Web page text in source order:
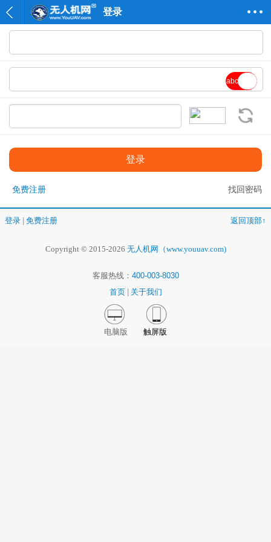
登录
abc
免费注册 找回密码
登录 免费注册 返回顶部↑
Copyright © 2015-2026 无人机网（www.youuav.com)
客服热线： 400-003-8030
首页
关于我们
电脑版 触屏版